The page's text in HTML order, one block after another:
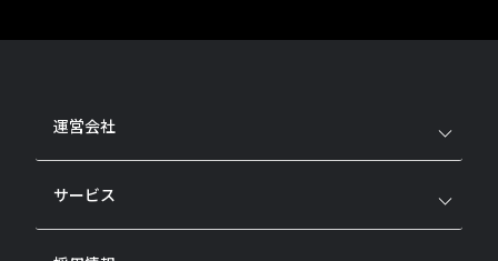
運営会社
サービス